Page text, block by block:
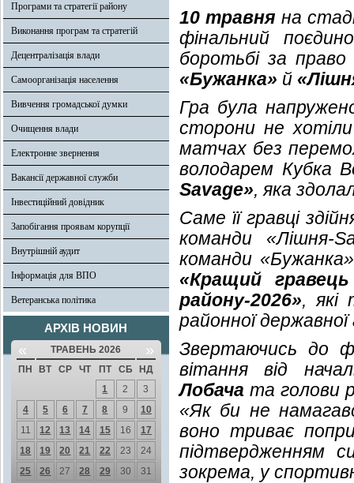
Програми та стратегії району
Виконання програм та стратегій
Децентралізація влади
Самоорганізація населення
Вивчення громадської думки
Очищення влади
Електронне звернення
Вакансії державної служби
Інвестиційний довідник
Запобігання проявам корупції
Внутрішній аудит
Інформація для ВПО
Ветеранська політика
АРХІВ НОВИН
« ТРАВЕНЬ 2026 »
ПН ВТ СР ЧТ ПТ СБ
НД
1
2
3
4
5 6 7 8 9
10
11
12 13 14 15 16
17
18
19 20 21 22 23
24
25
26 27 28 29 30 31
10 травня на
фінальний
боротьбі за
«Бужанка» й
Гра була
сторони не
матчах без
володарем Кубка
Savage», яка
Саме її гравці
команди «Лішня-
команди
«Кращий
району-2026», які
районної державної
Звертаючись до
вітання від
Лобача та голови
«Як би не
воно триває
підтвердженням
зокрема, у